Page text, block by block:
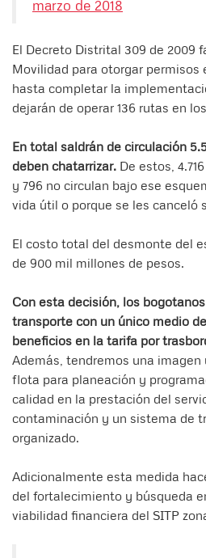
marzo de 2018
El Decreto Distrital 309 de 2009
Movilidad para otorgar
hasta completar la
dejarán de operar 136 rutas en
En total saldrán de circulación
deben chatarrizar. De estos,
y 796 no circulan bajo ese
vida útil o porque se les canceló
El costo total del desmonte del
de 900 mil millones de pesos.
Con esta decisión, los
transporte con un único medio
beneficios en la tarifa por
Además, tendremos una
flota para planeación y
calidad en la prestación del
contaminación y un sistema de
organizado.
Adicionalmente esta medida
del fortalecimiento y búsqueda
viabilidad financiera del SITP